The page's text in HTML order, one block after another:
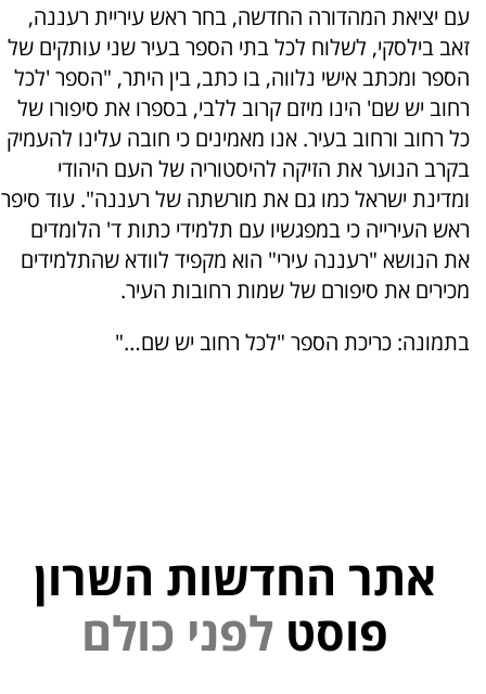
עם יציאת המהדורה החדשה, בחר ראש עיריית רעננה,
זאב בילסקי, לשלוח לכל בתי הספר בעיר שני עותקים של
הספר ומכתב אישי נלווה, בו כתב, בין היתר, "הספר 'לכל
רחוב יש שם' הינו מיזם קרוב ללבי, בספרו את סיפורו של
כל רחוב ורחוב בעיר. אנו מאמינים כי חובה עלינו להעמיק
בקרב הנוער את הזיקה להיסטוריה של העם היהודי
ומדינת ישראל כמו גם את מורשתה של רעננה". עוד סיפר
ראש העירייה כי במפגשיו עם תלמידי כתות ד' הלומדים
את הנושא "רעננה עירי" הוא מקפיד לוודא שהתלמידים
מכירים את סיפורם של שמות רחובות העיר.
בתמונה: כריכת הספר "לכל רחוב יש שם…"
אתר החדשות השרון
פוסט